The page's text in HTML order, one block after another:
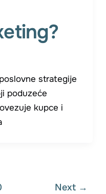
strategije
poduzeće
kupce i
Next →